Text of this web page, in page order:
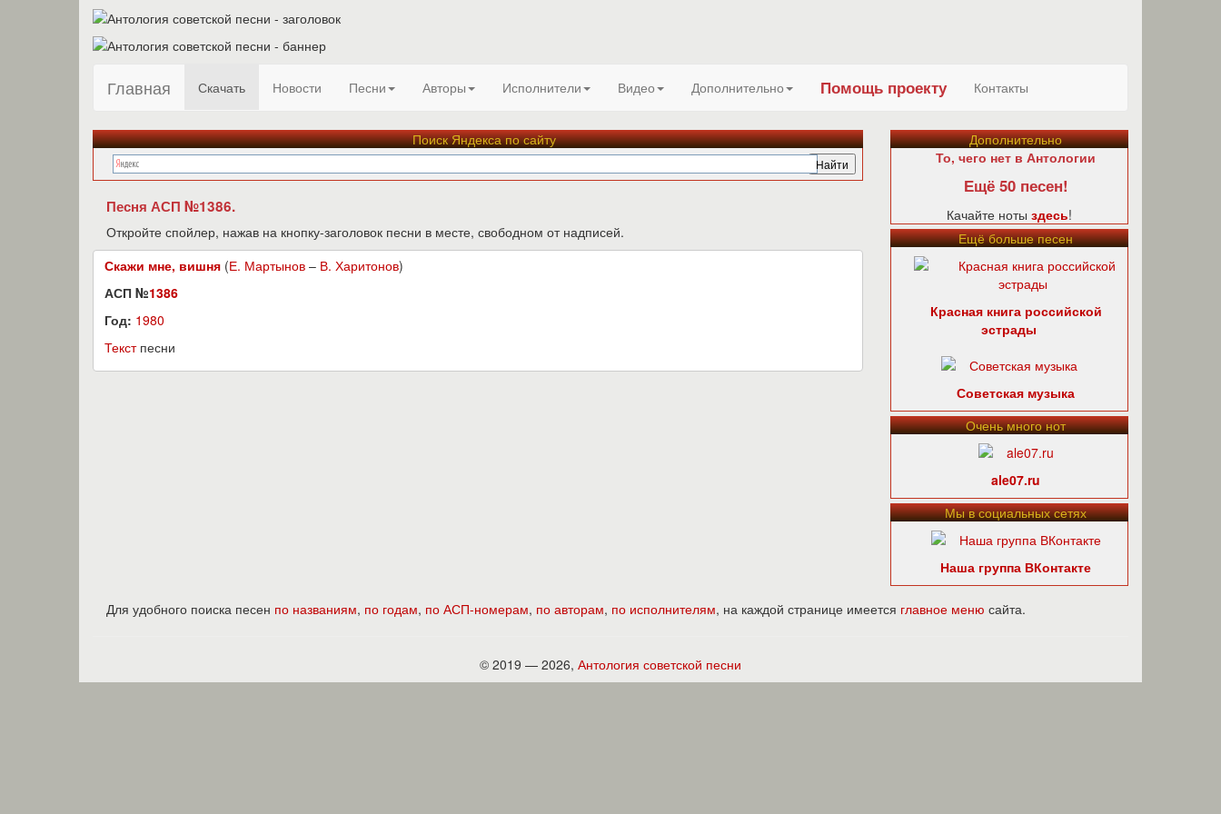
Главная Скачать Новости Песни Авторы Исполнители Видео Дополнительно Помощь проекту Контакты
Поиск Яндекса по сайту
Песня АСП №1386.
Откройте спойлер, нажав на кнопку-заголовок песни в месте, свободном от надписей.
Скажи мне, вишня (Е. Мартынов – В. Харитонов)
АСП №1386
Год: 1980
Текстпесни
Дополнительно
То, чего нет в Антологии
Ещё 50 песен!
Качайте ноты здесь!
Ещё больше песен
Красная книга российской
эстрады
Советская музыка
Очень много нот
ale07.ru
Мы в социальных сетях
Наша группа ВКонтакте
Для удобного поиска песен по названиям, по годам, по АСП-номерам, по авторам, по исполнителям, на каждой странице имеется главное меню сайта.
© 2019 — 2026, Антология советской песни